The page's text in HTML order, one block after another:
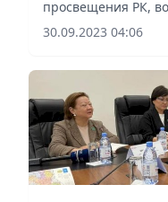
просвещения РК,
организациях
на основе Единой
30.09.2023 04:06